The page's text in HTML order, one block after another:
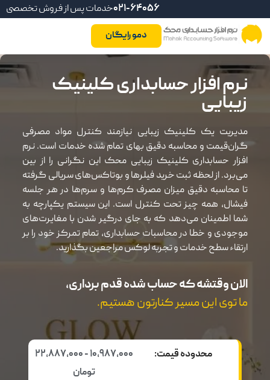
خدمات پس از فروش تخصصی021-64056
دمو رایگان
نرم افزار حسابداری کلینیک
زیبایی
مدیریت یک کلینیک زیبایی نیازمند کنترل مواد مصرفی
گران‌قیمت و محاسبه دقیق بهای تمام شده خدمات است. نرم
افزار حسابداری کلینیک زیبایی محک این نگرانی را از بین
می‌برد. از لحظه ثبت خرید فیلرها و بوتاکس‌های سریالی گرفته
تا محاسبه دقیق میزان مصرف کرم‌ها و سرم‌ها در هر جلسه
فیشال، همه چیز تحت کنترل است. این سیستم یکپارچه به
شما اطمینان می‌دهد که به جای درگیر شدن با مغایرت‌های
موجودی و خطا در محاسبات حسابداری، تمام تمرکز خود را بر
ارتقاء سطح خدمات و تجربه لوکس مراجعین بگذارید.
الان وقتشه که حساب شده قدم برداری،
ما توی این مسیر کنارتون هستیم.
محدوده قیمت:
10,987,000 - 22,887,000
تومان